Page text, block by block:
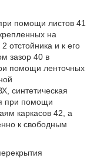
помощи листов 41
на
отстойника и к его
зазор 40 в
помощи ленточных
синтетическая
при помощи
каркасов 42, а
к свободным